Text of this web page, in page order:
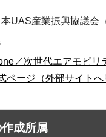
UAS産業振興協議会
／次世代エアモビリ
ページ（外部サイトへ
成所属